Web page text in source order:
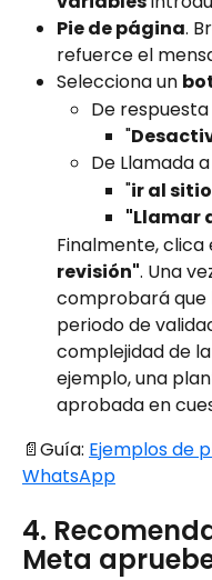
Pie de página.
refuerce el
Selecciona un
De
"
De Llamada
"ir al
"Llamar
Finalmente, clica
revisión". Una
comprobará que
periodo de
complejidad de
ejemplo, una
aprobada en
📄Guía: Ejemplos de
WhatsApp
4.
Meta